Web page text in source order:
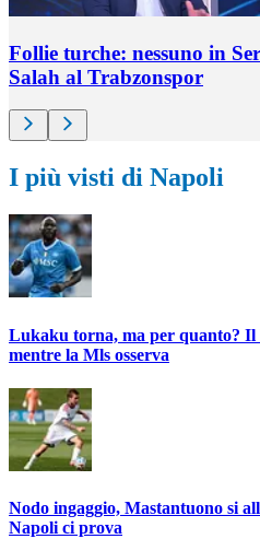
Follie turche: nessuno in
Salah al Trabzonspor
I più visti di Napoli
Lukaku torna, ma per quanto?
mentre la Mls osserva
Nodo ingaggio, Mastantuono si
Napoli ci prova